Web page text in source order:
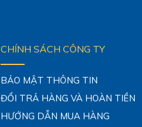
CHÍNH SÁCH CÔNG TY
BẢO MẬT THÔNG TIN
ĐỔI TRẢ HÀNG VÀ HOÀN TIỀN
HƯỚNG DẪN MUA HÀNG